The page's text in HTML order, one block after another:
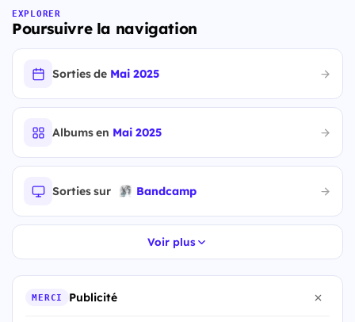
EXPLORER
Poursuivre la navigation
Sorties de Mai 2025
Albums en Mai 2025
Sorties sur Bandcamp
Voir plus
MERCI Publicité